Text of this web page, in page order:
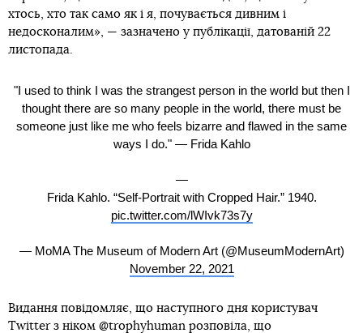
хтось, хто так само як і я, почувається дивним і
недосконалим», — зазначено у публікації, датованій 22
листопада.
"I used to think I was the strangest person in the world but then I
thought there are so many people in the world, there must be
someone just like me who feels bizarre and flawed in the same
ways I do." — Frida Kahlo
—
Frida Kahlo. “Self-Portrait with Cropped Hair.” 1940.
pic.twitter.com/lWIvk73s7y
— MoMA The Museum of Modern Art (@MuseumModernArt)
November 22, 2021
Видання повідомляє, що наступного дня користувач
Twitter з ніком @trophyhuman розповіла, що